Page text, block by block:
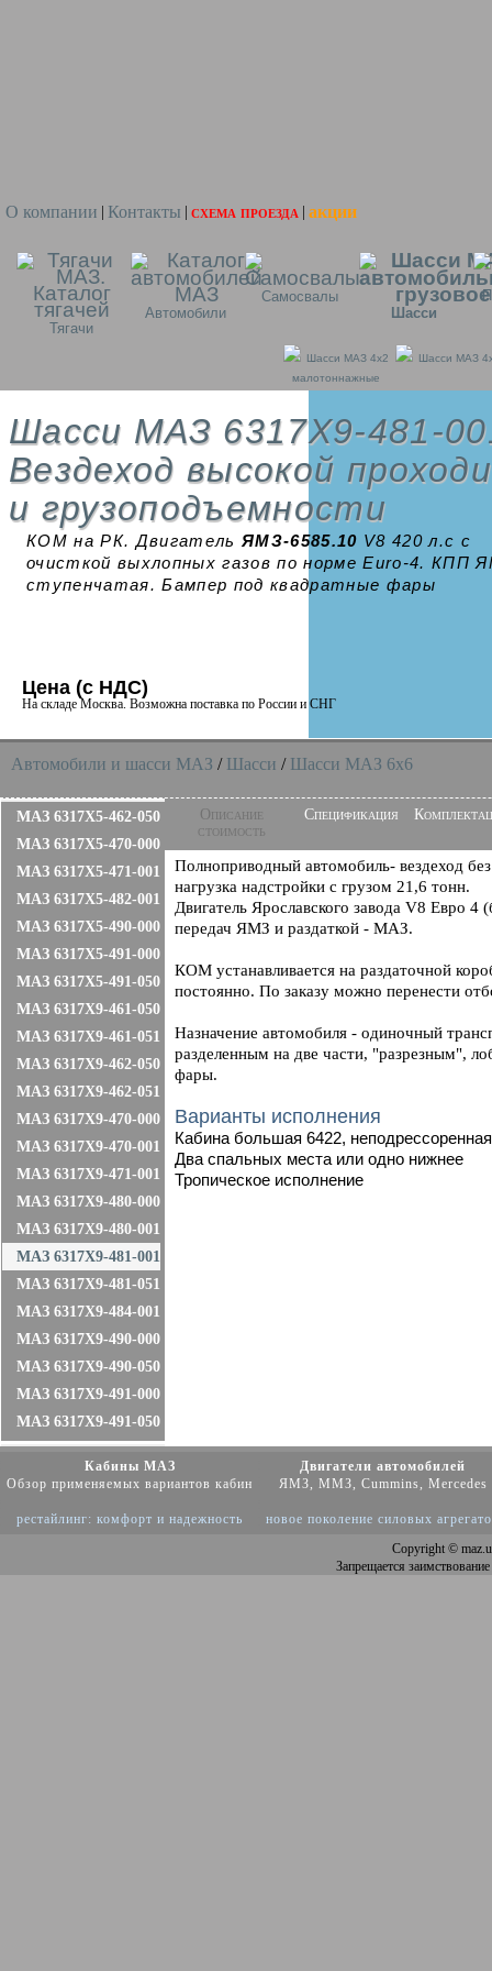
О компании Контакты схема проезда акции
Тягачи
Автомобили
Самосвалы
Шасси
Шасси МАЗ 4x2
малотоннажные
Шасси МАЗ
Шасси МАЗ 6317X9-481-
Вездеход высокой
и грузоподъемности
КОМ на РК. Двигатель ЯМЗ-6585.10 V8 420 л.с с
очисткой выхлопных газов по норме Euro-4. КПП
ступенчатая. Бампер под квадратные фары
Цена (с НДС)
На складе Москва. Возможна поставка по России и СНГ
Автомобили и шасси MAЗ / Шасси / Шасси МАЗ 6x6
МАЗ 6317X5-462-050
МАЗ 6317X5-470-000
МАЗ 6317X5-471-001
МАЗ 6317X5-482-001
МАЗ 6317X5-490-000
МАЗ 6317X5-491-000
МАЗ 6317X5-491-050
МАЗ 6317X9-461-050
МАЗ 6317X9-461-051
МАЗ 6317X9-462-050
МАЗ 6317X9-462-051
МАЗ 6317X9-470-000
МАЗ 6317X9-470-001
МАЗ 6317X9-471-001
МАЗ 6317X9-480-000
МАЗ 6317X9-480-001
МАЗ 6317X9-481-001
МАЗ 6317X9-481-051
МАЗ 6317X9-484-001
МАЗ 6317X9-490-000
МАЗ 6317X9-490-050
МАЗ 6317X9-491-000
МАЗ 6317X9-491-050
Описание
стоимость
Спецификация
Полноприводный автомобиль- вездеход
нагрузка надстройки с грузом 21,6 тонн.
Двигатель Ярославского завода V8 Евро
передач ЯМЗ и раздаткой - МАЗ.
КОМ устанавливается на раздаточной
постоянно. По заказу можно перенести
Назначение автомобиля - одиночный
разделенным на две части, "разрезным",
фары.
Варианты исполнения
Кабина большая 6422, неподрессоренная
Два спальных места или одно нижнее
Тропическое исполнение
Кабины МАЗ
Обзор применяемых вариантов кабин
рестайлинг: комфорт и надежность
Двигатели автомобилей
ЯМЗ, ММЗ, Cummins, Mercedes
новое поколение силовых
Copyright©
Запрещается